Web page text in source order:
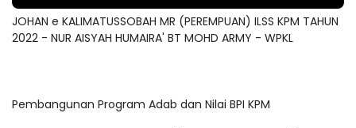
JOHAN e KALIMATUSSOBAH MR (PEREMPUAN) ILSS KPM TAHUN
2022 - NUR AISYAH HUMAIRA' BT MOHD ARMY - WPKL
Pembangunan Program Adab dan Nilai BPI KPM